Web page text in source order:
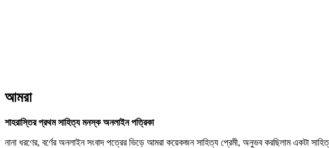
আমরা
শাহরাস্তির প্রথম সাহিত্য মনস্ক অনলাইন পত্রিকা
নানা ধরণের, বর্ণের অনলাইন সংবাদ পত্রের ভিড়ে আমরা কয়েকজন সাহিত্য প্রেমী, অনুভব করছিলাম একটা